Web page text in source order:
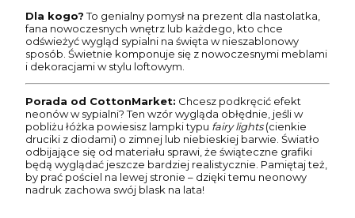
Dla kogo?To genialny pomysł na prezent dla nastolatka,
fana nowoczesnych wnętrz lub każdego, kto chce
odświeżyć wygląd sypialni na święta w nieszablonowy
sposób. Świetnie komponuje się z nowoczesnymi meblami
i dekoracjami w stylu loftowym.
Porada od CottonMarket: Chcesz podkręcić efekt
neonów w sypialni? Ten wzór wygląda obłędnie, jeśli w
pobliżu łóżka powiesisz lampki typu fairy lights(cienkie
druciki z diodami) o zimnej lub niebieskiej barwie. Światło
odbijające się od materiału sprawi, że świąteczne grafiki
będą wyglądać jeszcze bardziej realistycznie. Pamiętaj też,
by prać pościel na lewej stronie – dzięki temu neonowy
nadruk zachowa swój blask na lata!